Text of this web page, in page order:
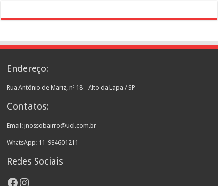
Endereço:
Rua Antônio de Mariz, nº 18 - Alto da Lapa / SP
Contatos:
Email: jnossobairro@uol.com.br
WhatsApp: 11-994601211
Redes Sociais
Facebook
Instagram